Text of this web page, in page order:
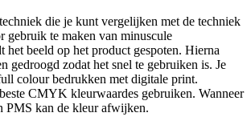
die je kunt vergelijken met de techniek
gebruik te maken van minuscule
het beeld op het product gespoten. Hierna
gedroogd zodat het snel te gebruiken is. Je
colour bedrukken met digitale print.
CMYK kleurwaardes gebruiken. Wanneer
PMS kan de kleur afwijken.